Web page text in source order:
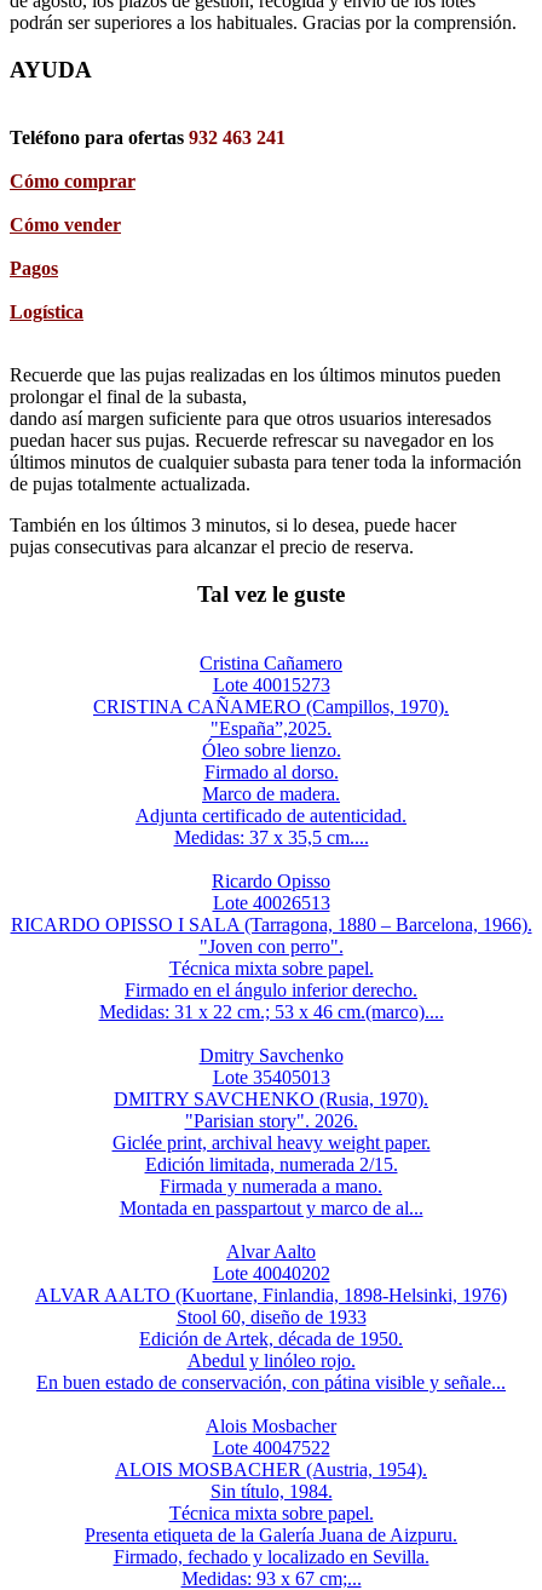
podrán ser superiores a los habituales. Gracias por la comprensión.
AYUDA
Teléfono para ofertas 932 463 241
Cómo comprar
Cómo vender
Pagos
Logística
Recuerde que las pujas realizadas en los últimos minutos pueden
prolongar el final de la subasta,
dando así margen suficiente para que otros usuarios interesados
puedan hacer sus pujas. Recuerde refrescar su navegador en los
últimos minutos de cualquier subasta para tener toda la información
de pujas totalmente actualizada.
También en los últimos 3 minutos, si lo desea, puede hacer
pujas consecutivas para alcanzar el precio de reserva.
Tal vez le guste
Cristina Cañamero
Lote 40015273
CRISTINA CAÑAMERO (Campillos, 1970).
"España”,2025.
Óleo sobre lienzo.
Firmado al dorso.
Marco de madera.
Adjunta certificado de autenticidad.
Medidas: 37 x 35,5 cm....
Ricardo Opisso
Lote 40026513
RICARDO OPISSO I SALA (Tarragona, 1880 – Barcelona, 1966).
"Joven con perro".
Técnica mixta sobre papel.
Firmado en el ángulo inferior derecho.
Medidas: 31 x 22 cm.; 53 x 46 cm.(marco)....
Dmitry Savchenko
Lote 35405013
DMITRY SAVCHENKO (Rusia, 1970).
"Parisian story". 2026.
Giclée print, archival heavy weight paper.
Edición limitada, numerada 2/15.
Firmada y numerada a mano.
Montada en passpartout y marco de al...
Alvar Aalto
Lote 40040202
ALVAR AALTO (Kuortane, Finlandia, 1898-Helsinki, 1976)
Stool 60, diseño de 1933
Edición de Artek, década de 1950.
Abedul y linóleo rojo.
En buen estado de conservación, con pátina visible y señale...
Alois Mosbacher
Lote 40047522
ALOIS MOSBACHER (Austria, 1954).
Sin título, 1984.
Técnica mixta sobre papel.
Presenta etiqueta de la Galería Juana de Aizpuru.
Firmado, fechado y localizado en Sevilla.
Medidas: 93 x 67 cm;...